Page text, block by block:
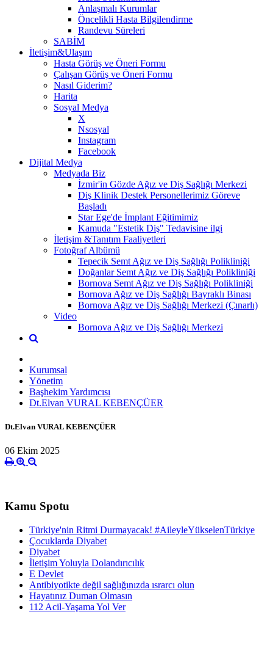
Anlaşmalı Kurumlar
Öncelikli Hasta Bilgilendirme
Randevu Süreleri
SABİM
İletişim&Ulaşım
Hasta Görüş ve Öneri Formu
Çalışan Görüş ve Öneri Formu
Nasıl Giderim?
Harita
Sosyal Medya
X
Nsosyal
Instagram
Facebook
Dijital Medya
Medyada Biz
İzmir'in Gözde Ağız ve Diş Sağlığı Merkezi
Diş Klinik Destek Personellerimiz Göreve
Başladı
Star Ege'de İmplant Eğitimimiz
Kamuda "Estetik Diş" Tedavisine ilgi
İletişim &Tanıtım Faaliyetleri
Fotoğraf Albümü
Tepecik Semt Ağız ve Diş Sağlığı Polikliniği
Doğanlar Semt Ağız ve Diş Sağlığı Polikliniği
Bornova Semt Ağız ve Diş Sağlığı Polikliniği
Bornova Ağız ve Diş Sağlığı Bayraklı Binası
Bornova Ağız ve Diş Sağlığı Merkezi (Çınarlı)
Video
Bornova Ağız ve Diş Sağlığı Merkezi
Kurumsal
Yönetim
Başhekim Yardımcısı
Dt.Elvan VURAL KEBENÇÜER
Dt.Elvan VURAL KEBENÇÜER
06 Ekim 2025
Kamu Spotu
Türkiye'nin Ritmi Durmayacak! #AileyleYükselenTürkiye
Çocuklarda Diyabet
Diyabet
İletişim Yoluyla Dolandırıcılık
E Devlet
Antibiyotikte değil sağlığınızda ısrarcı olun
Hayatınız Duman Olmasın
112 Acil-Yaşama Yol Ver